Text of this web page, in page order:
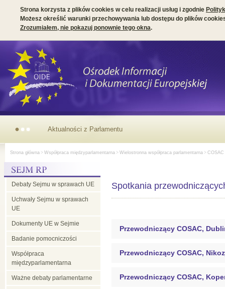
Strona korzysta z plików cookies w celu realizacji usług i zgodnie
Możesz określić warunki przechowywania lub dostępu do plików
Zrozumiałem, nie pokazuj ponownie tego okna.
Aktualności
Parlamentu
Strona główna > Współpraca międzyparlamentarna > Wielostronna współpraca parlamentarna > COSAC
Debaty Sejmu w sprawach UE
Uchwały Sejmu w sprawach
UE
Dokumenty UE w Sejmie
Badanie pomocniczości
Współpraca
międzyparlamentarna
Ważne debaty parlamentarne
Spotkania
Przewodniczący COSAC,
Przewodniczący COSAC,
Przewodniczący COSAC,